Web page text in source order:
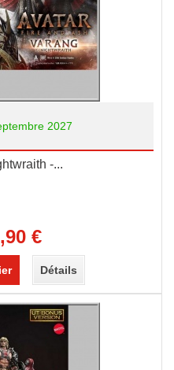
2027
-...
€
Détails